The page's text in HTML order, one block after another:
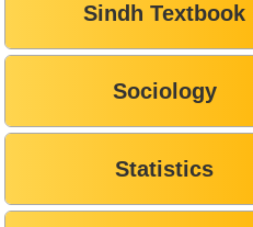
Sindh Textbook
Sociology
Statistics